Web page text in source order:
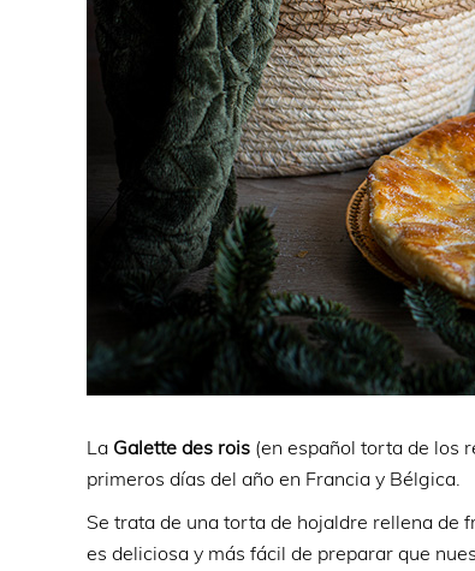
La Galette des rois (en español torta de los
primeros días del año en Francia y Bélgica.
Se trata de una torta de hojaldre rellena de
es deliciosa y más fácil de preparar que